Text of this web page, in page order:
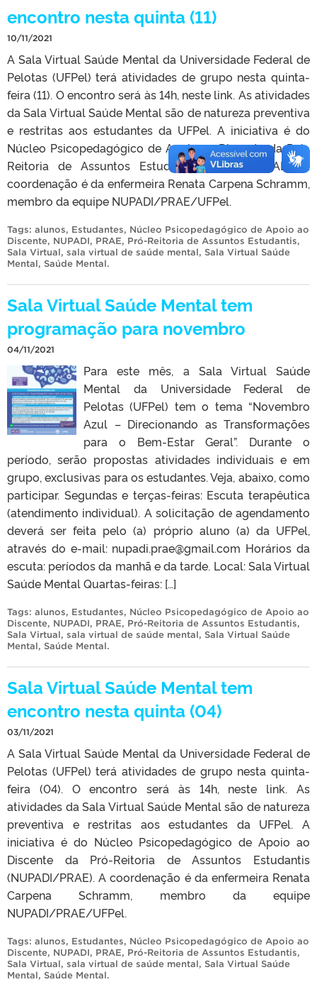
encontro nesta quinta (11)
10/11/2021
A Sala Virtual Saúde Mental da Universidade Federal de
Pelotas (UFPel) terá atividades de grupo nesta quinta-
feira (11). O encontro será às 14h, neste link. As atividades
da Sala Virtual Saúde Mental são de natureza preventiva
e restritas aos estudantes da UFPel. A iniciativa é do
Núcleo Psicopedagógico de Apoio ao Discente da Pró-
Reitoria de Assuntos Estudantis (NUPADI/PRAE). A
coordenação é da enfermeira Renata Carpena Schramm,
membro da equipe NUPADI/PRAE/UFPel.
Tags: alunos, Estudantes, Núcleo Psicopedagógico de Apoio ao
Discente, NUPADI, PRAE, Pró-Reitoria de Assuntos Estudantis,
Sala Virtual, sala virtual de saúde mental, Sala Virtual Saúde
Mental, Saúde Mental.
Sala Virtual Saúde Mental tem
programação para novembro
04/11/2021
Para este mês, a Sala Virtual Saúde
Mental da Universidade Federal de
Pelotas (UFPel) tem o tema “Novembro
Azul – Direcionando as Transformações
para o Bem-Estar Geral”. Durante o
período, serão propostas atividades individuais e em
grupo, exclusivas para os estudantes. Veja, abaixo, como
participar. Segundas e terças-feiras: Escuta terapêutica
(atendimento individual). A solicitação de agendamento
deverá ser feita pelo (a) próprio aluno (a) da UFPel,
através do e-mail: nupadi.prae@gmail.com Horários da
escuta: períodos da manhã e da tarde. Local: Sala Virtual
Saúde Mental Quartas-feiras: […]
Tags: alunos, Estudantes, Núcleo Psicopedagógico de Apoio ao
Discente, NUPADI, PRAE, Pró-Reitoria de Assuntos Estudantis,
Sala Virtual, sala virtual de saúde mental, Sala Virtual Saúde
Mental, Saúde Mental.
Sala Virtual Saúde Mental tem
encontro nesta quinta (04)
03/11/2021
A Sala Virtual Saúde Mental da Universidade Federal de
Pelotas (UFPel) terá atividades de grupo nesta quinta-
feira (04). O encontro será às 14h, neste link. As
atividades da Sala Virtual Saúde Mental são de natureza
preventiva e restritas aos estudantes da UFPel. A
iniciativa é do Núcleo Psicopedagógico de Apoio ao
Discente da Pró-Reitoria de Assuntos Estudantis
(NUPADI/PRAE). A coordenação é da enfermeira Renata
Carpena Schramm, membro da equipe
NUPADI/PRAE/UFPel.
Tags: alunos, Estudantes, Núcleo Psicopedagógico de Apoio ao
Discente, NUPADI, PRAE, Pró-Reitoria de Assuntos Estudantis,
Sala Virtual, sala virtual de saúde mental, Sala Virtual Saúde
Mental, Saúde Mental.